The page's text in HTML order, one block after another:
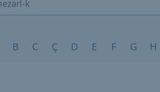
A-Z
B C Ç D E F G H